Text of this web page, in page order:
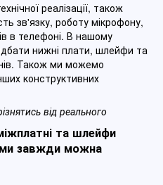
реалізації, також
зв'язку, роботу мікрофону,
в телефоні. В нашому
нижні плати, шлейфи та
Також ми можемо
конструктивних
від реального
та шлейфи
завжди можна